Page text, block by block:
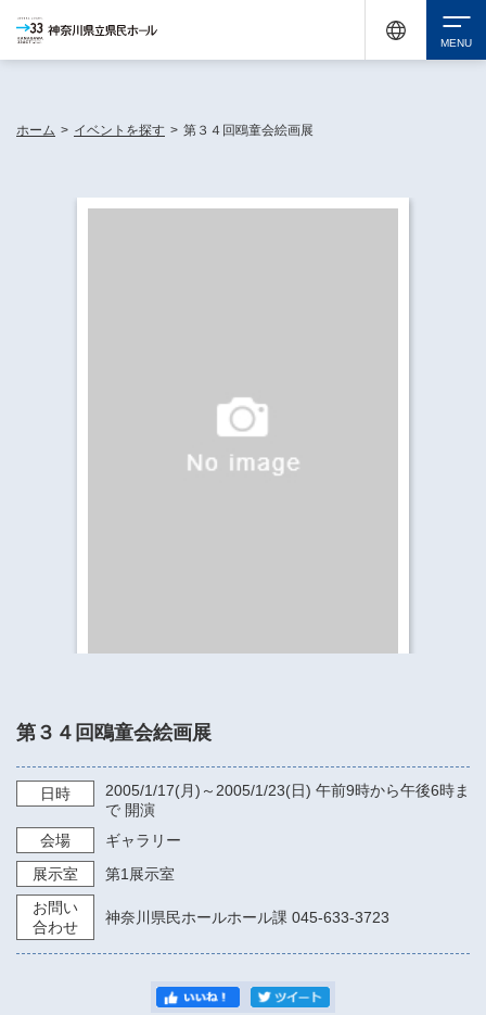
ホーム > イベントを探す > 第３４回鴎童会絵画展
第３４回鴎童会絵画展
日時 2005/1/17(月)～ 2005/1/23(日) 午前9時から午後6時ま
で 開演
会場
ギャラリー
展示室
第1展示室
お問い
合わせ
神奈川県民ホールホール課 045-633-3723